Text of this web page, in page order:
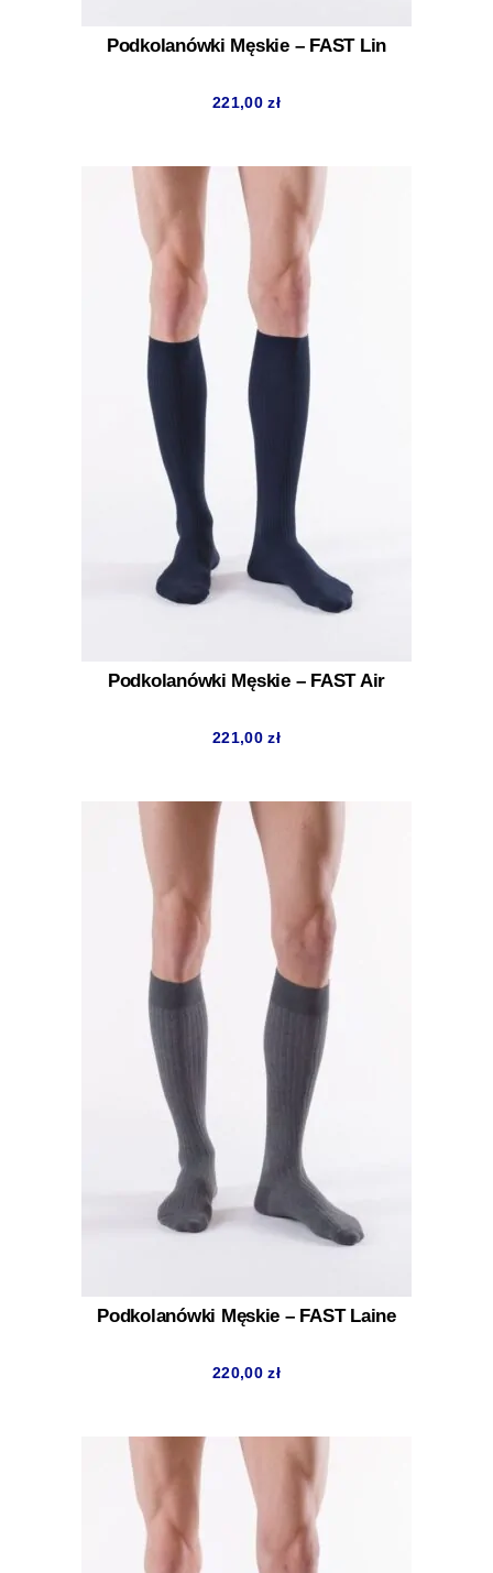
Podkolanówki Męskie – FAST Lin
221,00zł
Podkolanówki Męskie – FAST Air
221,00zł
Podkolanówki Męskie – FAST Laine
220,00zł